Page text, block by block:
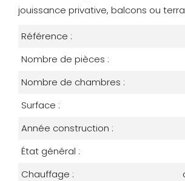
jouissance privative, balcons ou
Référence :
Nombre de pièces :
Nombre de chambres :
Surface :
Année construction :
État général :
Chauffage :